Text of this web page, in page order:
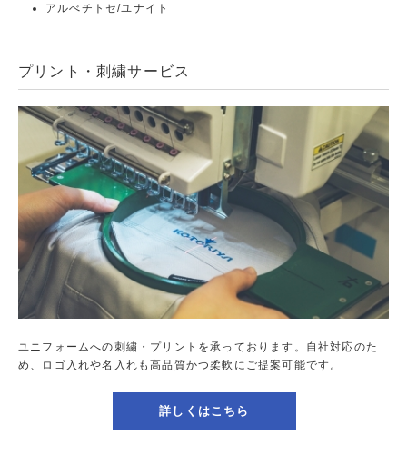
アルべチトセ/ユナイト
プリント・刺繍サービス
ユニフォームへの刺繍・プリントを承っております。自社対応のた
め、ロゴ入れや名入れも高品質かつ柔軟にご提案可能です。
詳しくはこちら